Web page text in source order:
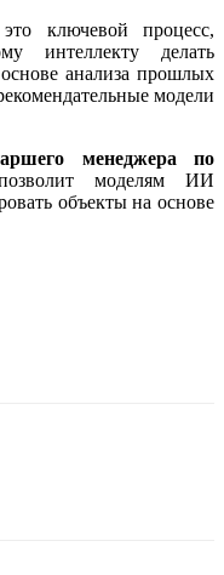
ключевой процесс,
интеллекту делать
анализа прошлых
модели
менеджера по
моделям ИИ
объекты на основе